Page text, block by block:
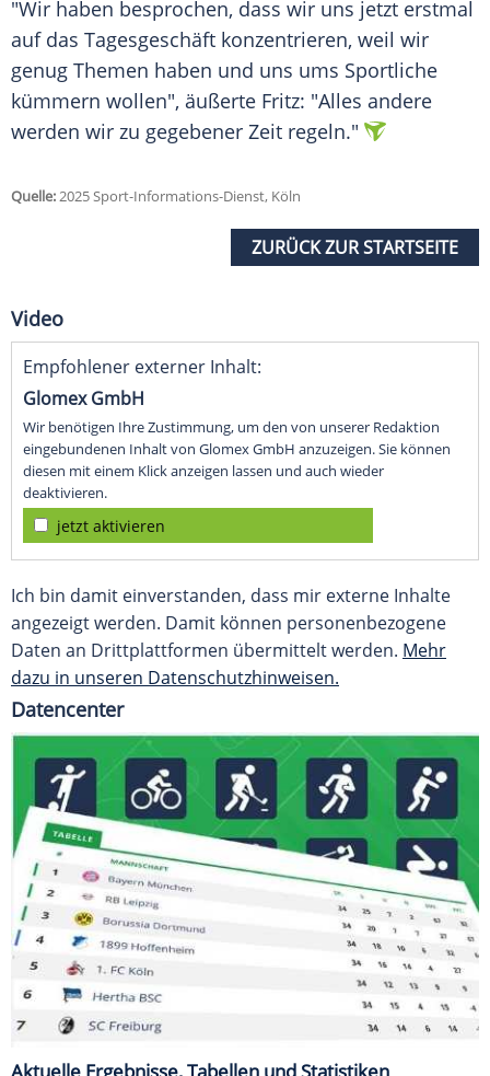
"Wir haben besprochen, dass wir uns jetzt erstmal
auf das Tagesgeschäft konzentrieren, weil wir
genug Themen haben und uns ums Sportliche
kümmern wollen", äußerte Fritz: "Alles andere
werden wir zu gegebener Zeit regeln."
Quelle:2025 Sport-Informations-Dienst, Köln
ZURÜCK ZUR STARTSEITE
Video
Empfohlener externer Inhalt:
Glomex GmbH
Wir benötigen Ihre Zustimmung, um den von unserer Redaktion
eingebundenen Inhalt von Glomex GmbH anzuzeigen. Sie können
diesen mit einem Klick anzeigen lassen und auch wieder
deaktivieren.
jetzt aktivieren
Ich bin damit einverstanden, dass mir externe Inhalte
angezeigt werden. Damit können personenbezogene
Daten an Drittplattformen übermittelt werden. Mehr
dazu in unseren Datenschutzhinweisen.
Datencenter